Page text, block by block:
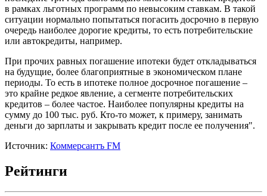
в рамках льготных программ по невысоким ставкам. В такой
ситуации нормально попытаться погасить досрочно в первую
очередь наиболее дорогие кредиты, то есть потребительские
или автокредиты, например.
При прочих равных погашение ипотеки будет откладываться
на будущие, более благоприятные в экономическом плане
периоды. То есть в ипотеке полное досрочное погашение –
это крайне редкое явление, а сегменте потребительских
кредитов – более частое. Наиболее популярны кредиты на
сумму до 100 тыс. руб. Кто-то может, к примеру, занимать
деньги до зарплаты и закрывать кредит после ее получения".
Источник: Коммерсантъ FM
Рейтинги